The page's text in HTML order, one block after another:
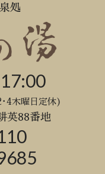
処
4木曜日定休)
英88番地